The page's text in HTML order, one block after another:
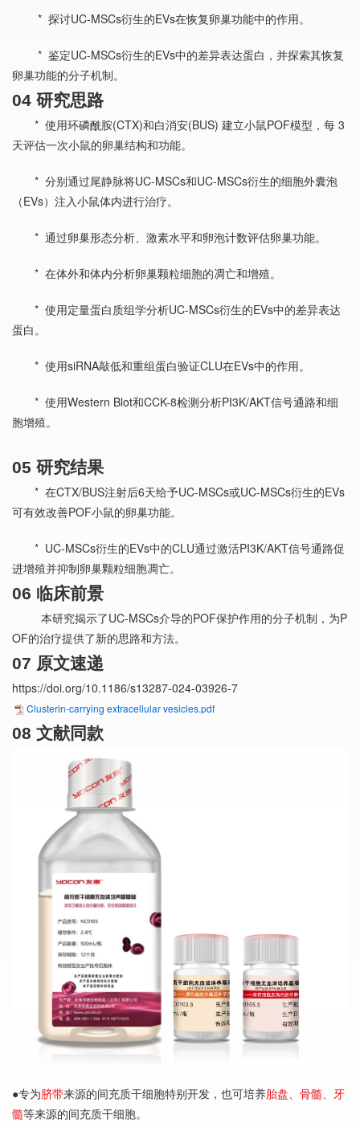
* 探讨UC-MSCs衍生的EVs在恢复卵巢功能中的作用。
* 鉴定UC-MSCs衍生的EVs中的差异表达蛋白，并探索其恢复
卵巢功能的分子机制。
04 研究思路
* 使用环磷酰胺(CTX)和白消安(BUS) 建立小鼠POF模型，每 3
天评估一次小鼠的卵巢结构和功能。
* 分别通过尾静脉将UC-MSCs和UC-MSCs衍生的细胞外囊泡
（EVs）注入小鼠体内进行治疗。
* 通过卵巢形态分析、激素水平和卵泡计数评估卵巢功能。
* 在体外和体内分析卵巢颗粒细胞的凋亡和增殖。
* 使用定量蛋白质组学分析UC-MSCs衍生的EVs中的差异表达
蛋白。
* 使用siRNA敲低和重组蛋白验证CLU在EVs中的作用。
* 使用Western Blot和CCK-8检测分析PI3K/AKT信号通路和细
胞增殖。
05 研究结果
* 在CTX/BUS注射后6天给予UC-MSCs或UC-MSCs衍生的EVs
可有效改善POF小鼠的卵巢功能。
* UC-MSCs衍生的EVs中的CLU通过激活PI3K/AKT信号通路促
进增殖并抑制卵巢颗粒细胞凋亡。
06 临床前景
本研究揭示了UC-MSCs介导的POF保护作用的分子机制，为P
OF的治疗提供了新的思路和方法。
07 原文速递
https://doi.org/10.1186/s13287-024-03926-7
Clusterin-carrying extracellular vesicles.pdf
08 文献同款
●专为脐带来源的间充质干细胞特别开发，也可培养胎盘、骨髓、牙
髓等来源的间充质干细胞。